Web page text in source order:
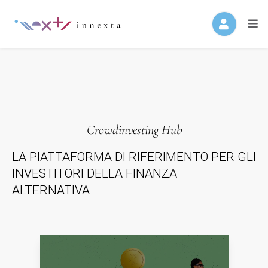
Crowdinvesting Hub
LA PIATTAFORMA DI RIFERIMENTO PER GLI
INVESTITORI DELLA FINANZA
ALTERNATIVA
Campagne in corso